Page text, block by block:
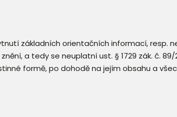
základních orientačních informací, resp.
a tedy se neuplatní ust. § 1729 zák. č.
formě, po dohodě na jejím obsahu a